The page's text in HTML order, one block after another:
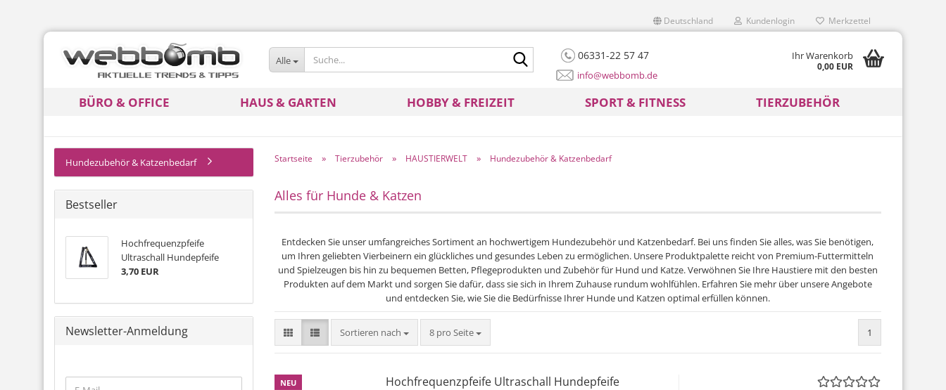
Deutschland Kundenlogin Merkzettel
Alle
Suche... 06331-22 57 47
info@webbomb.de
Ihr Warenkorb
0,00 EUR
BÜRO & OFFICE HAUS & GARTEN HOBBY & FREIZEIT SPORT & FITNESS TIERZUBEHÖR
Startseite » Tierzubehör » HAUSTIERWELT » Hundezubehör & Katzenbedarf
Alles für Hunde & Katzen
Entdecken Sie unser umfangreiches Sortiment an hochwertigem Hundezubehör und Katzenbedarf. Bei uns finden Sie alles, was Sie benötigen,
um Ihren geliebten Vierbeinern ein glückliches und gesundes Leben zu ermöglichen. Unsere Produktpalette reicht von Premium-Futtermitteln
und Spielzeugen bis hin zu bequemen Betten, Pflegeprodukten und Zubehör für Hund und Katze. Verwöhnen Sie Ihre Haustiere mit den besten
Produkten auf dem Markt und sorgen Sie dafür, dass sie sich in Ihrem Zuhause rundum wohlfühlen. Erfahren Sie mehr über unsere Angebote
und entdecken Sie, wie Sie die Bedürfnisse Ihrer Hunde und Katzen optimal erfüllen können.
Sortieren nach
Sortieren nach 8 pro Seite
pro Seite 1
NEU Hochfrequenzpfeife Ultraschall Hundepfeife
Hundezubehör & Katzenbedarf
Bestseller
Hochfrequenzpfeife
Ultraschall Hundepfeife
3,70 EUR
Newsletter-Anmeldung